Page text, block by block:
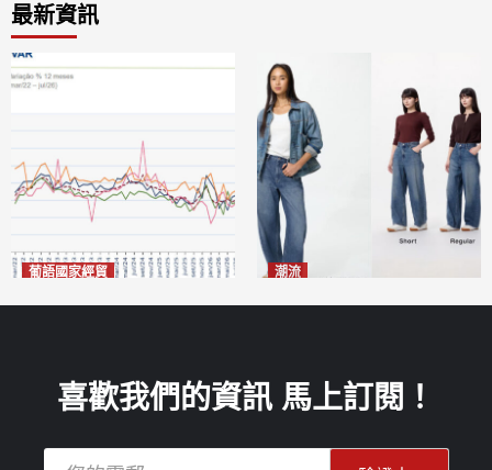
最新資訊
葡語國家經貿 潮流
喜歡我們的資訊 馬上訂閱！